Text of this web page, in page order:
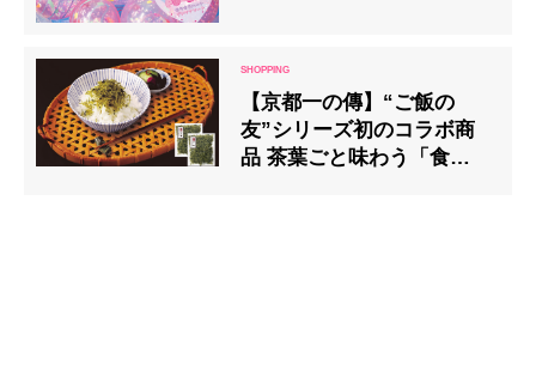
【京都一の傳】“ご飯の
友”シリーズ初のコラボ商
品 茶葉ごと味わう「食べる